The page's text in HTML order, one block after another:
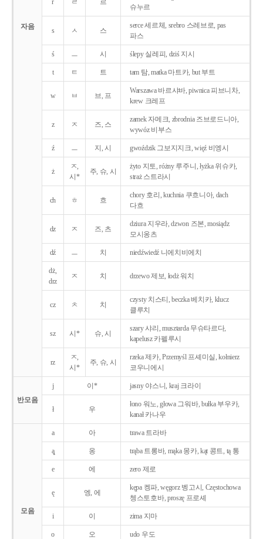
자음
r ㄹ 르
슈누르
s ㅅ 스
serce 세르체, srebro 스레브로, pas
파스
ś ㅡ 시 ślepy 실레피, dziś 지시
t ㅌ 트 tam 탐, matka 마트카, but 부트
w ㅂ 브, 프
Warszawa 바르샤바, piwnica 피브니차,
krew 크레프
z ㅈ 즈, 스
zamek 자메크, zbrodnia 즈브로드니아,
wywóz 비부스
ź ㅡ 지, 시 gwoździk 그보지지크, więź 비엥시
ż
ㅈ,
시*
주, 슈, 시
żyto 지토, różny 루주니, łyżka 위슈카,
straż 스트라시
ch ㅎ 흐
chory 호리, kuchnia 쿠흐니아, dach
다흐
dz ㅈ 즈, 츠
dziura 지우라, dzwon 즈본, mosiądz
모시옹츠
dź ㅡ 치 niedźwiedź 니에치비에치
dż,
drz
ㅈ 치 drzewo 제보, łodż 워치
cz ㅊ 치
czysty 치스티, beczka 베치카, klucz
클루치
sz 시* 슈, 시
szary 샤리, musztarda 무슈타르다,
kapelusz 카펠루시
rz
ㅈ,
시*
주, 슈, 시
rzeka 제카, Przemyśl 프셰미실, kołnierz
코우니에시
반모음
j 이* jasny 야스니, kraj 크라이
ł 우
łono 워노, głowa 그워바, bułka 부우카,
kanał 카나우
모음
a 아 trawa 트라바
ą̨ 옹 trąba 트롱바, mąka 몽카, kąt 콩트, tą 통
e 에 zero 제로
ę 엥, 에
kępa 켕파, węgorz 벵고시, Częstochowa
쳉스토호바, proszę 프로셰
i 이 zima 지마
o 오 udo 우도